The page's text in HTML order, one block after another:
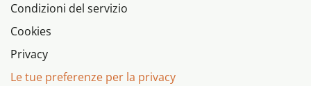
Condizioni del servizio
Cookies
Privacy
Le tue preferenze per la privacy